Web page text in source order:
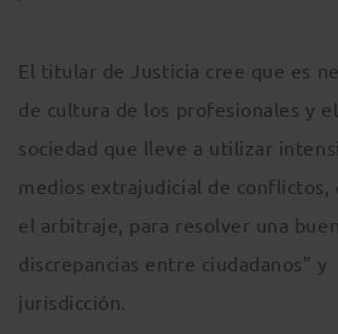
El titular de Justicia cree que es
de cultura de los profesionales y
sociedad que lleve a utilizar
medios extrajudicial de conflictos,
el arbitraje, para resolver una
discrepancias entre ciudadanos” y
jurisdicción.